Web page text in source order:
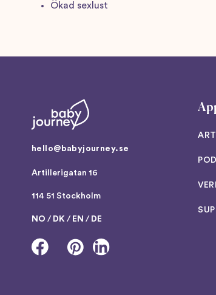
Ökad sexlust
hello@babyjourney.se
Artillerigatan 16
114 51 Stockholm
NO / DK / EN / DE